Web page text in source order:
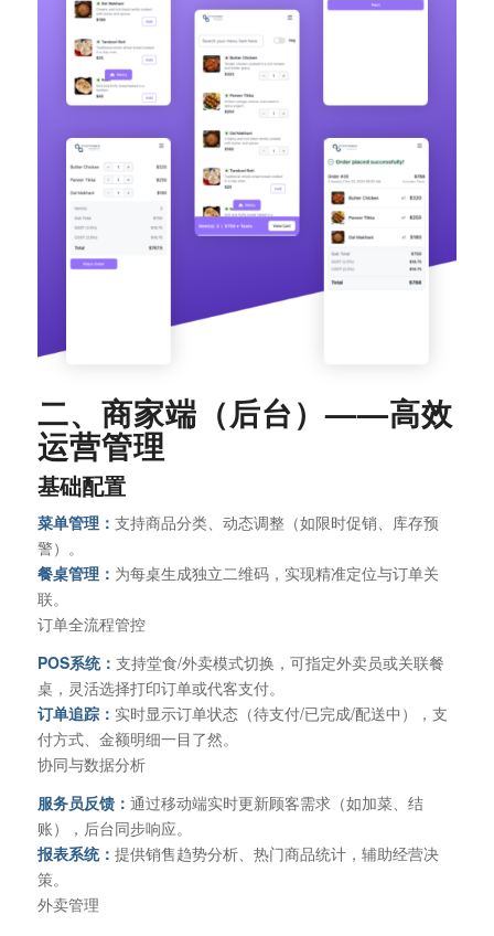
二、商家端（后台）——高效
运营管理
基础配置‌
‌菜单管理‌： 支持商品分类、动态调整（如限时促销、库存预
警）。
‌餐桌管理‌： 为每桌生成独立二维码，实现精准定位与订单关
联。
‌订单全流程管控‌
‌POS系统‌： 支持堂食/外卖模式切换，可指定外卖员或关联餐
桌，灵活选择打印订单或代客支付。
‌订单追踪‌： 实时显示订单状态（待支付/已完成/配送中），支
付方式、金额明细一目了然。
‌协同与数据分析‌
‌服务员反馈‌： 通过移动端实时更新顾客需求（如加菜、结
账），后台同步响应。
‌报表系统‌： 提供销售趋势分析、热门商品统计，辅助经营决
策。
‌外卖管理‌